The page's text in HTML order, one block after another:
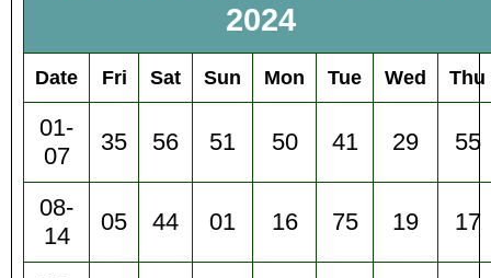
2024
Date Fri Sat Sun Mon Tue Wed Thu
01-
07
35 56 51 50 41 29 55
08-
14
05 44 01 16 75 19 17